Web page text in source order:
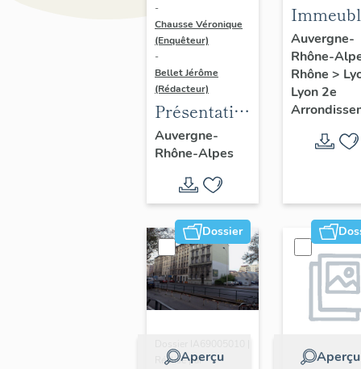
-
Chausse Véronique
(Enquêteur)
-
Bellet Jérôme
(Rédacteur)
Présentation
de
l'opération
d'inventaire
du vitrail
ancien de
Rhône-
Alpes
(corpus
vitrearum)
Auvergne-
Rhône-Alpes
Auvergne-
Rhône-
Rhône >
Lyon 2e
Dossier
Aperçu
Réalisé par
Aperçu